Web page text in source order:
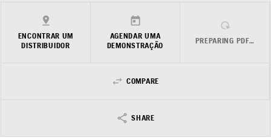
ENCONTRAR UM
DISTRIBUIDOR
AGENDAR UMA
DEMONSTRAÇÃO
PREPARING PDF…
COMPARE
SHARE